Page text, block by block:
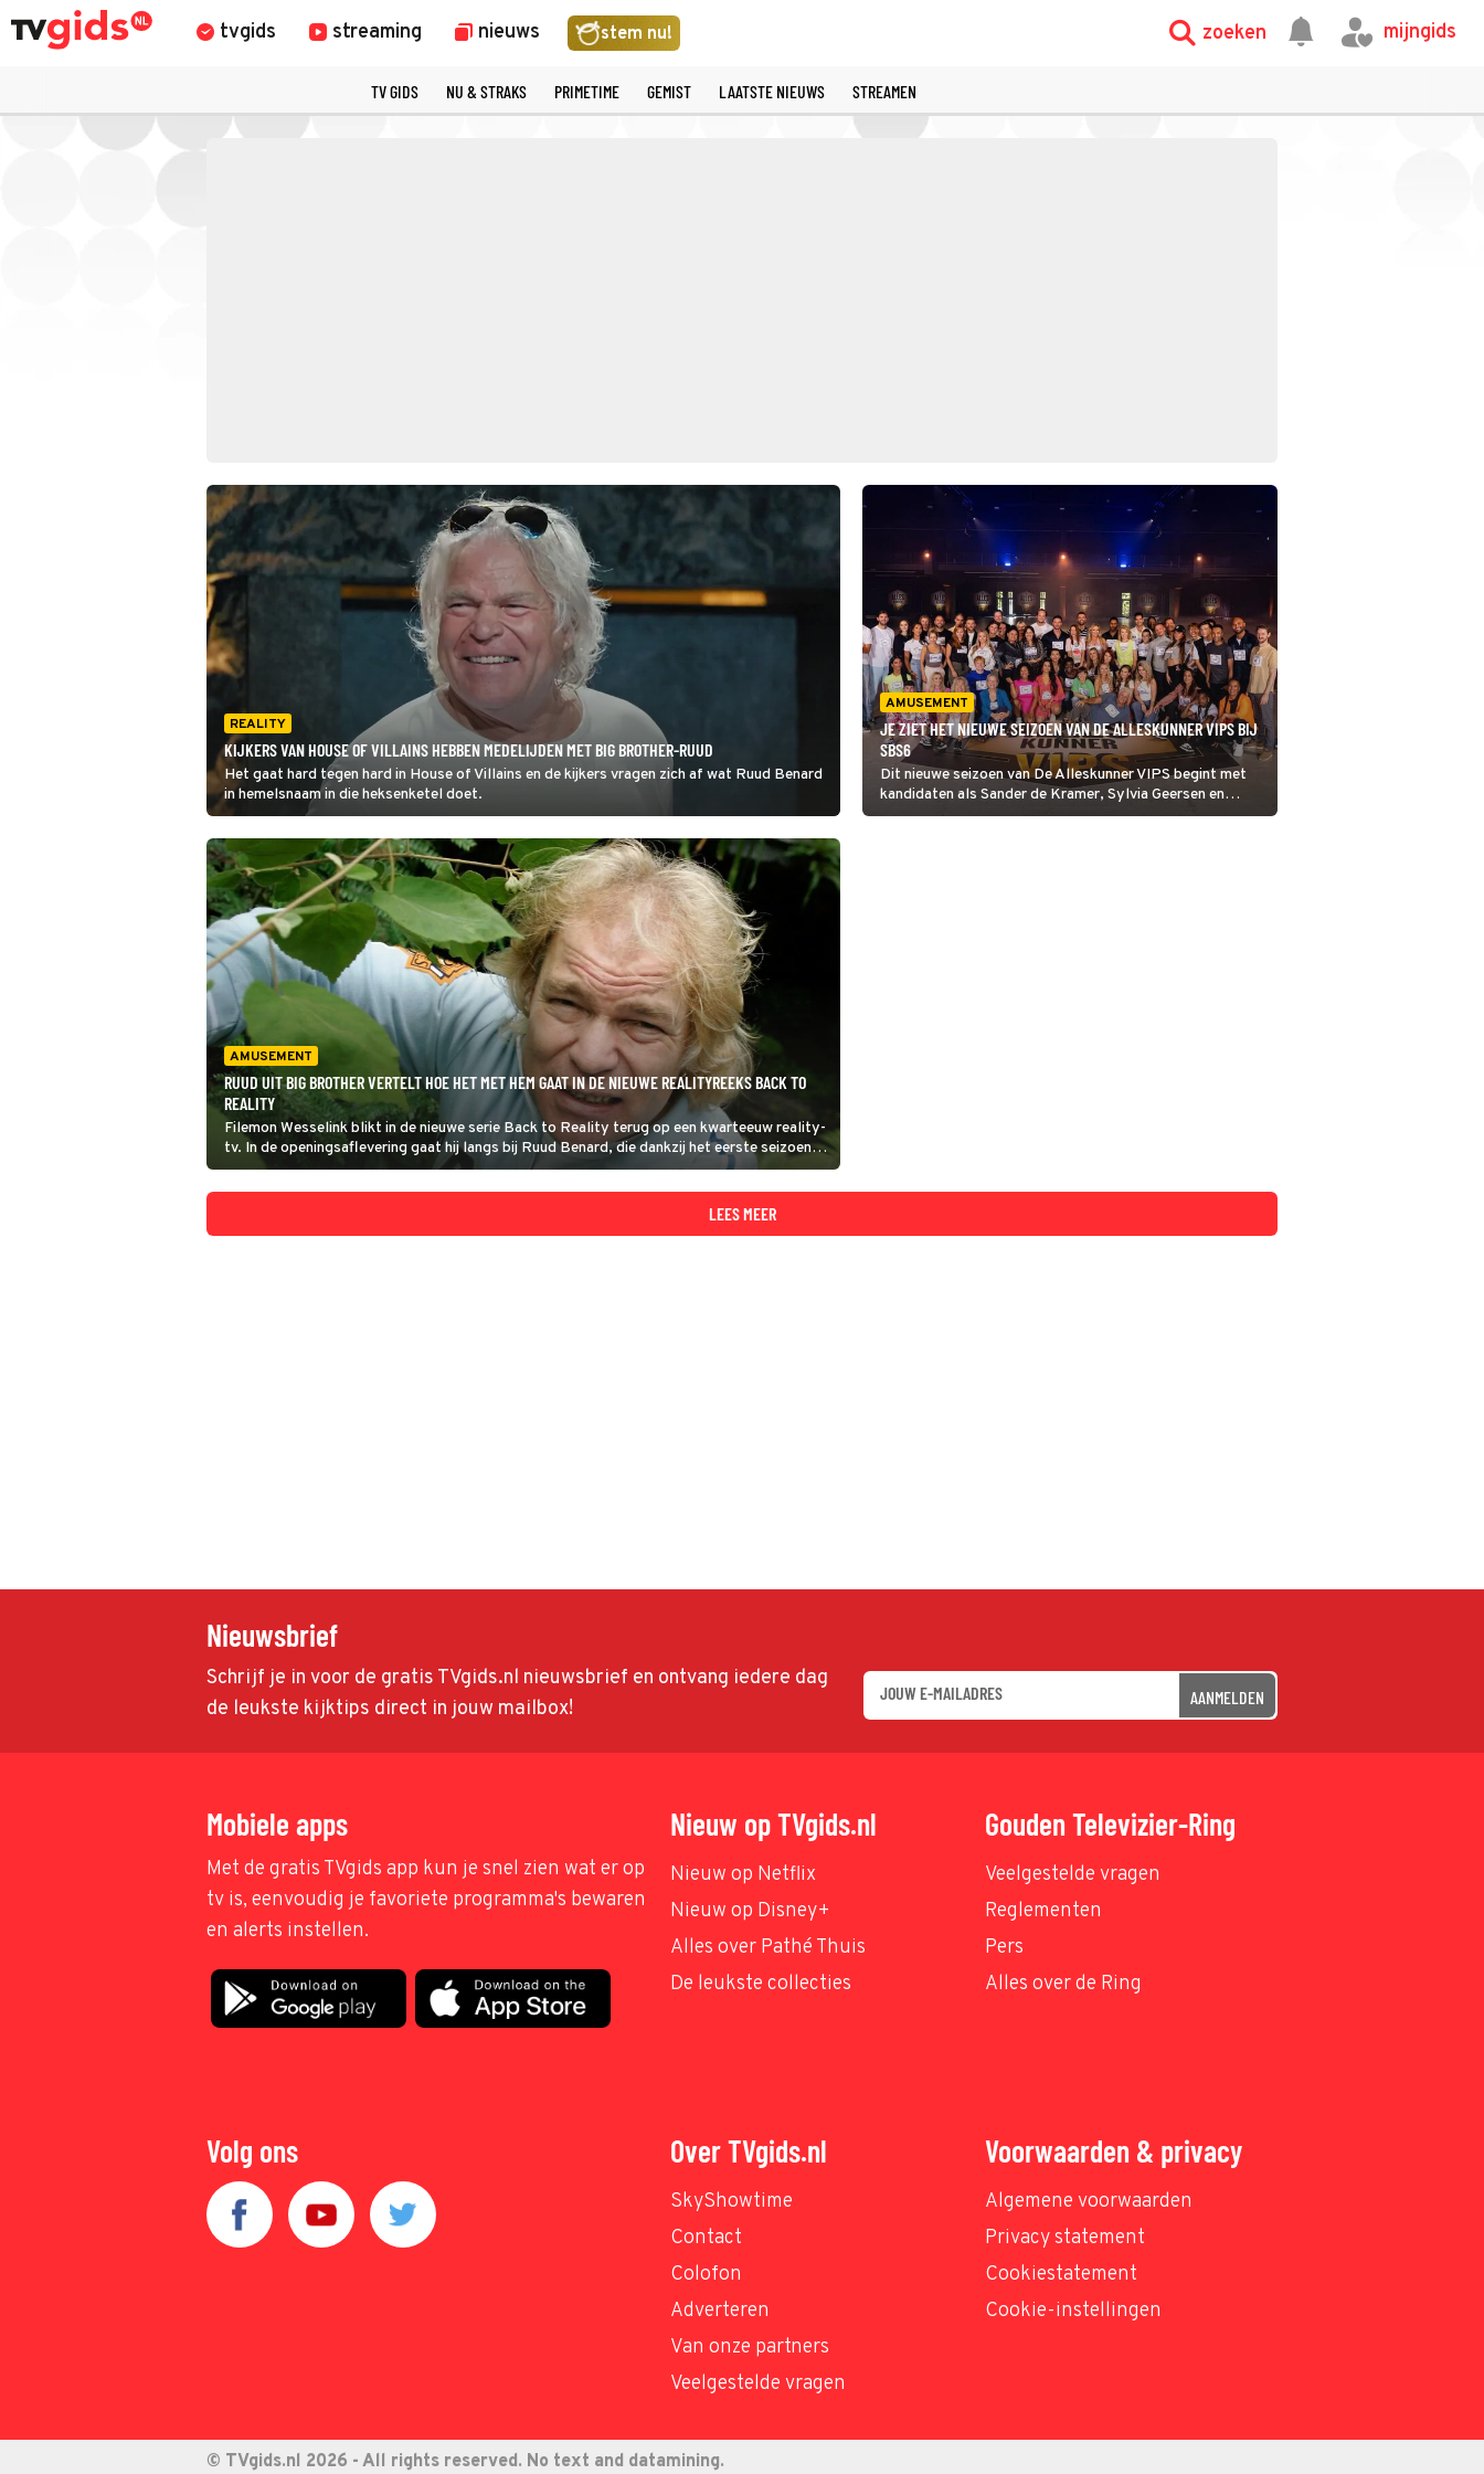
tvgids streaming nieuws stem nu! zoeken mijngids
TV GIDS NU & STRAKS PRIMETIME GEMIST LAATSTE NIEUWS STREAMEN
REALITY
KIJKERS VAN HOUSE OF VILLAINS HEBBEN MEDELIJDEN MET BIG BROTHER-RUUD
Het gaat hard tegen hard in House of Villains en de kijkers vragen zich af wat Ruud Benard
in hemelsnaam in die heksenketel doet.
AMUSEMENT
JE ZIET HET NIEUWE SEIZOEN VAN DE ALLESKUNNER VIPS BIJ
SBS6
Dit nieuwe seizoen van De Alleskunner VIPS begint met
kandidaten als Sander de Kramer, Sylvia Geersen en
Ruud Benard. Ze gaan dit seizoen onder meer bekers
AMUSEMENT
RUUD UIT BIG BROTHER VERTELT HOE HET MET HEM GAAT IN DE NIEUWE REALITYREEKS BACK TO
REALITY
Filemon Wesselink blikt in de nieuwe serie Back to Reality terug op een kwarteeuw reality-
tv. In de openingsaflevering gaat hij langs bij Ruud Benard, die dankzij het eerste seizoen
van Big Brother een nationale knuffelbeer werd.
LEES MEER
Nieuwsbrief
Schrijf je in voor de gratis TVgids.nl nieuwsbrief en ontvang iedere dag
de leukste kijktips direct in jouw mailbox!
AANMELDEN
Mobiele apps
Met de gratis TVgids app kun je snel zien wat er op
tv is, eenvoudig je favoriete programma's bewaren
en alerts instellen.
Nieuw op TVgids.nl
Nieuw op Netflix
Nieuw op Disney+
Alles over Pathé Thuis
De leukste collecties
Gouden Televizier-Ring
Veelgestelde vragen
Reglementen
Pers
Alles over de Ring
Volg ons Over TVgids.nl
SkyShowtime
Contact
Colofon
Adverteren
Van onze partners
Veelgestelde vragen
Voorwaarden & privacy
Algemene voorwaarden
Privacy statement
Cookiestatement
Cookie-instellingen
© TVgids.nl 2026 - All rights reserved. No text and datamining.